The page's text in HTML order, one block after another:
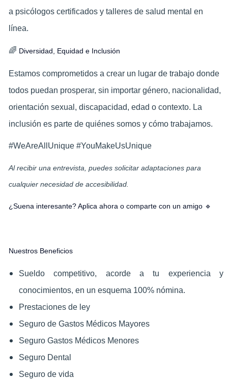
a psicólogos certificados y talleres de salud mental en
línea.
🌈 Diversidad, Equidad e Inclusión
Estamos comprometidos a crear un lugar de trabajo donde
todos puedan prosperar, sin importar género, nacionalidad,
orientación sexual, discapacidad, edad o contexto. La
inclusión es parte de quiénes somos y cómo trabajamos.
#WeAreAllUnique #YouMakeUsUnique
Al recibir una entrevista, puedes solicitar adaptaciones para
cualquier necesidad de accesibilidad.
¿Suena interesante? Aplica ahora o comparte con un amigo 🔹
Nuestros Beneficios
Sueldo competitivo, acorde a tu experiencia y
conocimientos, en un esquema 100% nómina.
Prestaciones de ley
Seguro de Gastos Médicos Mayores
Seguro Gastos Médicos Menores
Seguro Dental
Seguro de vida